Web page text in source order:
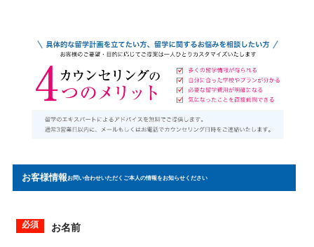
お客様情報お問い合わせいただくご本人の情報をお知らせください
お名前
必須